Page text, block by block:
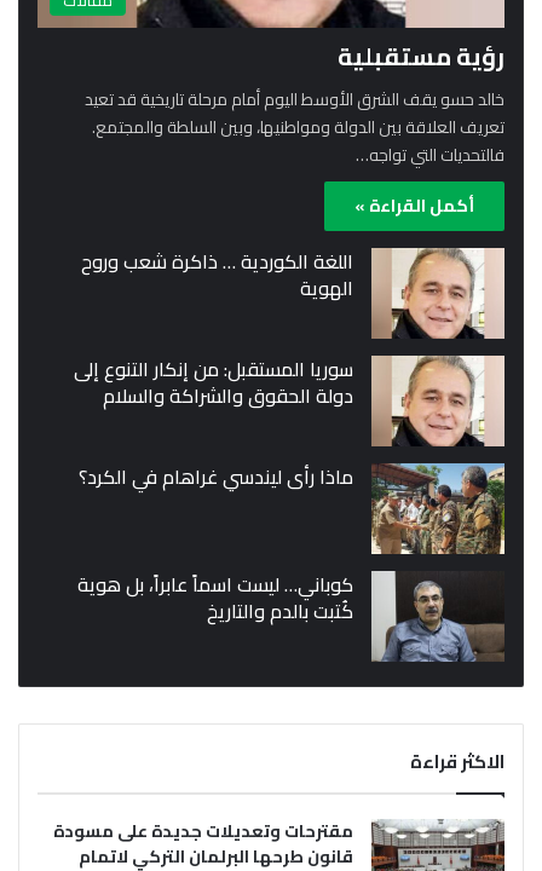
رؤية مستقبلية
خالد حسو يقف الشرق الأوسط اليوم أمام مرحلة تاريخية قد تعيد
تعريف العلاقة بين الدولة ومواطنيها، وبين السلطة والمجتمع.
فالتحديات التي تواجه…
أكمل القراءة »
اللغة الكوردية … ذاكرة شعب وروح
الهوية
سوريا المستقبل: من إنكار التنوع إلى
دولة الحقوق والشراكة والسلام
ماذا رأى ليندسي غراهام في الكرد؟
كوباني… ليست اسماً عابراً، بل هوية
كُتبت بالدم والتاريخ
الاكثر قراءة
مقترحات وتعديلات جديدة على مسودة
قانون طرحها البرلمان التركي لاتمام